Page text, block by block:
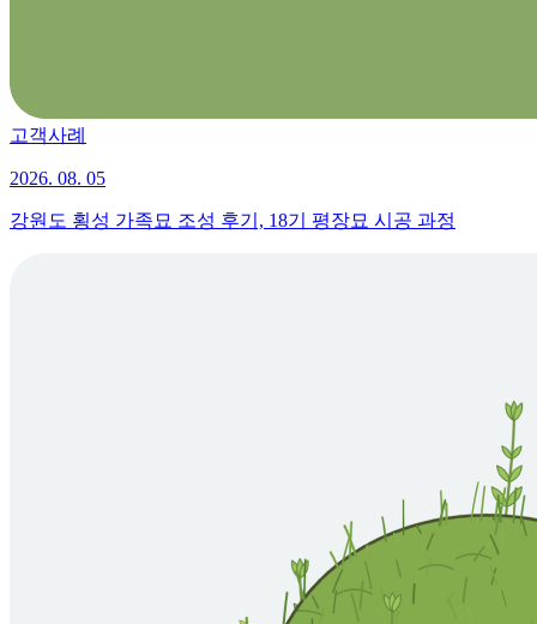
고객사례
2026. 08. 05
강원도 횡성 가족묘 조성 후기, 18기 평장묘 시공 과정